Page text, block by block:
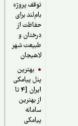
توقف پروژه
بام‌لند برای
حفاظت از
درختان و
طبیعت شهر
لاهیجان
بهترین
پنل پیامکی
ایران [4 تا
از بهترین
سامانه
پیامکی